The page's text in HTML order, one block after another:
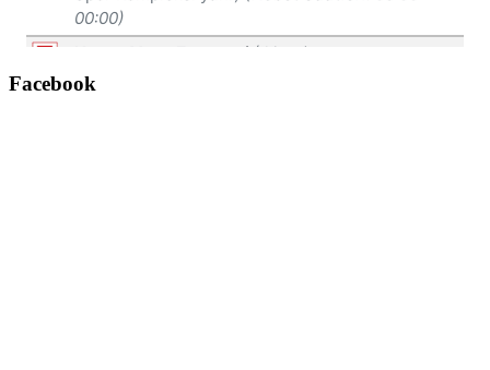
Facebook